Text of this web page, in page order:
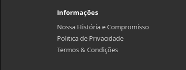
Informações
Nossa História e Compromisso
Politica de Privacidade
Termos & Condições